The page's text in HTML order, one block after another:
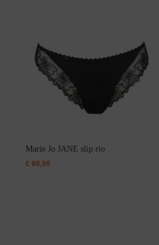
Marie Jo JANE slip rio
€ 60,90